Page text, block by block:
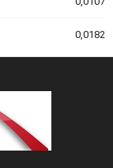
0,0182